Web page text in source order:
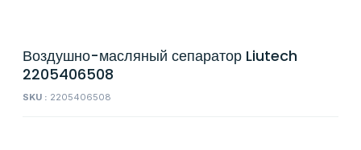
Воздушно-масляный сепаратор Liutech
2205406508
SKU : 2205406508